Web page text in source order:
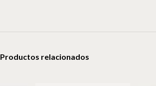
Productos relacionados